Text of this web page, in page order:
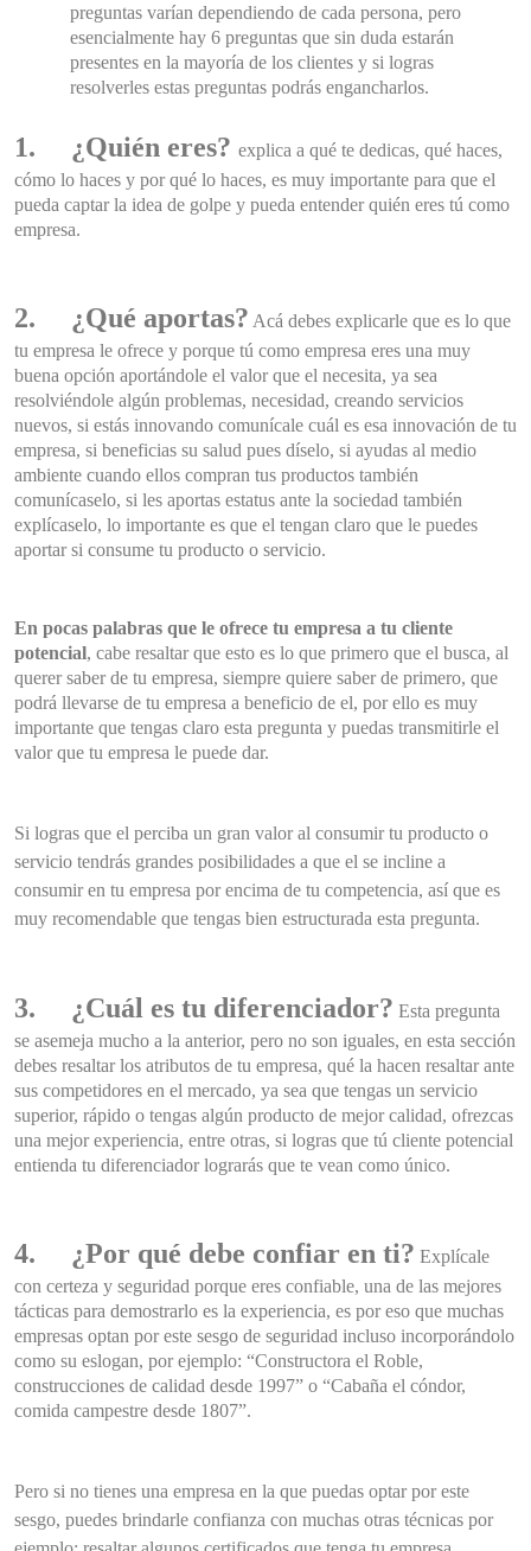
preguntas varían dependiendo de cada persona, pero
esencialmente hay 6 preguntas que sin duda estarán
presentes en la mayoría de los clientes y si logras
resolverles estas preguntas podrás engancharlos.
1. ¿Quién eres? explica a qué te dedicas, qué haces,
cómo lo haces y por qué lo haces, es muy importante para que el
pueda captar la idea de golpe y pueda entender quién eres tú como
empresa.
2. ¿Qué aportas? Acá debes explicarle que es lo que
tu empresa le ofrece y porque tú como empresa eres una muy
buena opción aportándole el valor que el necesita, ya sea
resolviéndole algún problemas, necesidad, creando servicios
nuevos, si estás innovando comunícale cuál es esa innovación de tu
empresa, si beneficias su salud pues díselo, si ayudas al medio
ambiente cuando ellos compran tus productos también
comunícaselo, si les aportas estatus ante la sociedad también
explícaselo, lo importante es que el tengan claro que le puedes
aportar si consume tu producto o servicio.
En pocas palabras que le ofrece tu empresa a tu cliente
potencial, cabe resaltar que esto es lo que primero que el busca, al
querer saber de tu empresa, siempre quiere saber de primero, que
podrá llevarse de tu empresa a beneficio de el, por ello es muy
importante que tengas claro esta pregunta y puedas transmitirle el
valor que tu empresa le puede dar.
Si logras que el perciba un gran valor al consumir tu producto o
servicio tendrás grandes posibilidades a que el se incline a
consumir en tu empresa por encima de tu competencia, así que es
muy recomendable que tengas bien estructurada esta pregunta.
3. ¿Cuál es tu diferenciador? Esta pregunta
se asemeja mucho a la anterior, pero no son iguales, en esta sección
debes resaltar los atributos de tu empresa, qué la hacen resaltar ante
sus competidores en el mercado, ya sea que tengas un servicio
superior, rápido o tengas algún producto de mejor calidad, ofrezcas
una mejor experiencia, entre otras, si logras que tú cliente potencial
entienda tu diferenciador lograrás que te vean como único.
4. ¿Por qué debe confiar en ti? Explícale
con certeza y seguridad porque eres confiable, una de las mejores
tácticas para demostrarlo es la experiencia, es por eso que muchas
empresas optan por este sesgo de seguridad incluso incorporándolo
como su eslogan, por ejemplo: “Constructora el Roble,
construcciones de calidad desde 1997” o “Cabaña el cóndor,
comida campestre desde 1807”.
Pero si no tienes una empresa en la que puedas optar por este
sesgo, puedes brindarle confianza con muchas otras técnicas por